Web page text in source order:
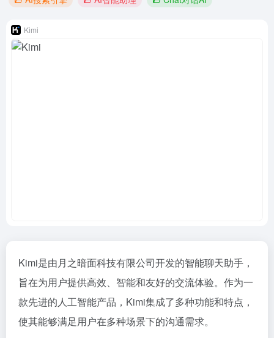
Kimi
Kimi是由月之暗面科技有限公司开发的智能聊天助手，
旨在为用户提供高效、智能和友好的交流体验。作为一
款先进的人工智能产品，Kimi集成了多种功能和特点，
使其能够满足用户在多种场景下的沟通需求。